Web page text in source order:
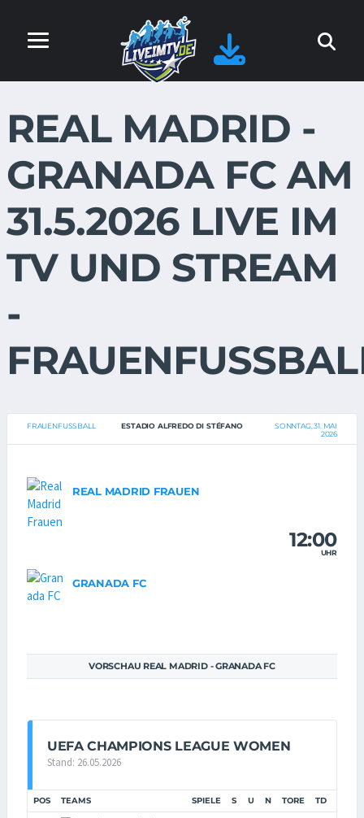
REAL MADRID -
GRANADA FC AM
31.5.2026 LIVE IM
TV UND STREAM
-
FRAUENFUSSBALL ESTADIO ALFREDO DI STÉFANO
SONNTAG, 31. MAI
2026
REAL MADRID FRAUEN
12:00
UHR
GRANADA FC
VORSCHAU REAL MADRID - GRANADA FC
UEFA CHAMPIONS LEAGUE WOMEN
Stand: 26.05.2026
POS TEAMS SPIELE S U N TORE TD